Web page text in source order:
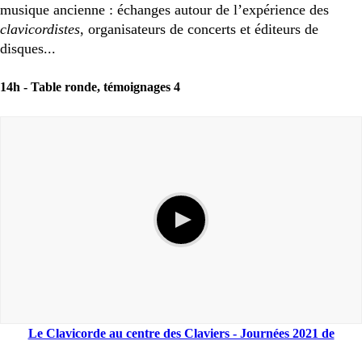
musique ancienne : échanges autour de l’expérience des
clavicordistes, organisateurs de concerts et éditeurs de
disques...
14h - Table ronde, témoignages 4
Le Clavicorde au centre des Claviers - Journées 2021 de